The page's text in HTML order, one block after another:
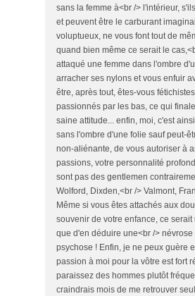
sans la femme à<br /> l'intérieur,
et peuvent être le carburant
voluptueux, ne vous font tout de
quand bien même ce serait le
attaqué une femme dans l'ombre
arracher ses nylons et vous enfuir
être, après tout, êtes-vous
passionnés par les bas, ce qui
saine attitude... enfin, moi, c'est
sans l'ombre d'une folie sauf peut-
non-aliénante, de vous autoriser à
passions, votre personnalité
sont pas des gentlemen
Wolford, Dixden,<br /> Valmont,
Même si vous êtes attachés aux
souvenir de votre enfance, ce
que d'en déduire une<br />
psychose ! Enfin, je ne peux guère
passion à moi pour la vôtre est fort
paraissez des hommes plutôt
craindrais mois de me retrouver